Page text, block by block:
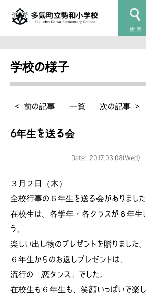
学校の様子
< 前の記事 一覧 次の記事 >
6年生を送る会
Date: 2017.03.08(Wed)
３月２日（木）
全校行事の６年生を送る会がありました
在校生は、各学年・各クラスが６年生
う、
楽しい出し物のプレゼントを贈りました。
６年生からのお返しプレゼントは、
流行の「恋ダンス」でした。
在校生も６年生も、笑顔いっぱいで楽